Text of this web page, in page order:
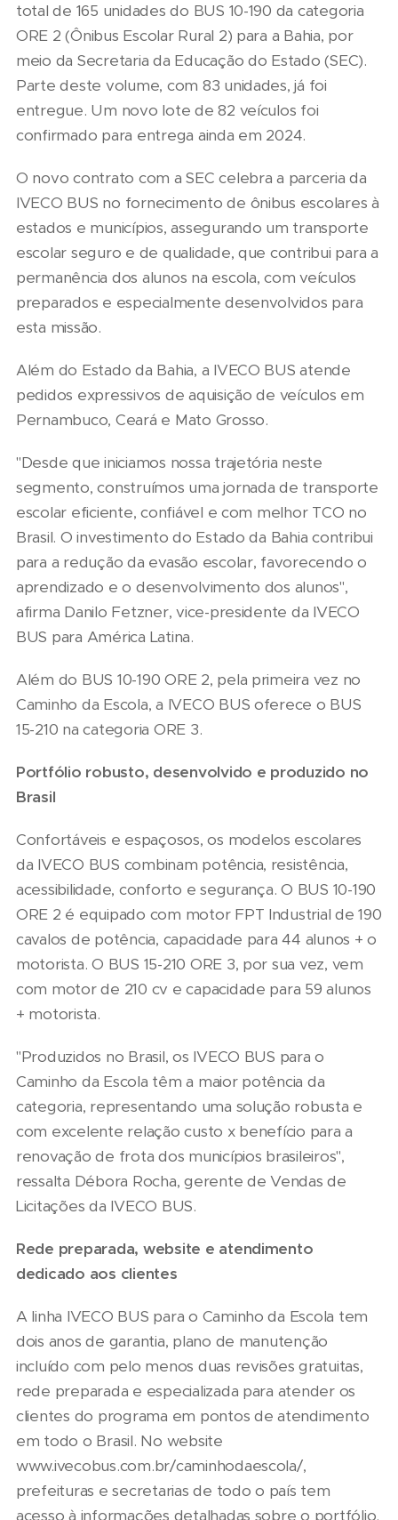
total de 165 unidades do BUS 10-190 da categoria
ORE 2 (Ônibus Escolar Rural 2) para a Bahia, por
meio da Secretaria da Educação do Estado (SEC).
Parte deste volume, com 83 unidades, já foi
entregue. Um novo lote de 82 veículos foi
confirmado para entrega ainda em 2024.
O novo contrato com a SEC celebra a parceria da
IVECO BUS no fornecimento de ônibus escolares à
estados e municípios, assegurando um transporte
escolar seguro e de qualidade, que contribui para a
permanência dos alunos na escola, com veículos
preparados e especialmente desenvolvidos para
esta missão.
Além do Estado da Bahia, a IVECO BUS atende
pedidos expressivos de aquisição de veículos em
Pernambuco, Ceará e Mato Grosso.
"Desde que iniciamos nossa trajetória neste
segmento, construímos uma jornada de transporte
escolar eficiente, confiável e com melhor TCO no
Brasil. O investimento do Estado da Bahia contribui
para a redução da evasão escolar, favorecendo o
aprendizado e o desenvolvimento dos alunos",
afirma Danilo Fetzner, vice-presidente da IVECO
BUS para América Latina.
Além do BUS 10-190 ORE 2, pela primeira vez no
Caminho da Escola, a IVECO BUS oferece o BUS
15-210 na categoria ORE 3.
Portfólio robusto, desenvolvido e produzido no
Brasil
Confortáveis e espaçosos, os modelos escolares
da IVECO BUS combinam potência, resistência,
acessibilidade, conforto e segurança. O BUS 10-190
ORE 2 é equipado com motor FPT Industrial de 190
cavalos de potência, capacidade para 44 alunos + o
motorista. O BUS 15-210 ORE 3, por sua vez, vem
com motor de 210 cv e capacidade para 59 alunos
+ motorista.
"Produzidos no Brasil, os IVECO BUS para o
Caminho da Escola têm a maior potência da
categoria, representando uma solução robusta e
com excelente relação custo x benefício para a
renovação de frota dos municípios brasileiros",
ressalta Débora Rocha, gerente de Vendas de
Licitações da IVECO BUS.
Rede preparada, website e atendimento
dedicado aos clientes
A linha IVECO BUS para o Caminho da Escola tem
dois anos de garantia, plano de manutenção
incluído com pelo menos duas revisões gratuitas,
rede preparada e especializada para atender os
clientes do programa em pontos de atendimento
em todo o Brasil. No website
www.ivecobus.com.br/caminhodaescola/,
prefeituras e secretarias de todo o país tem
acesso à informações detalhadas sobre o portfólio.